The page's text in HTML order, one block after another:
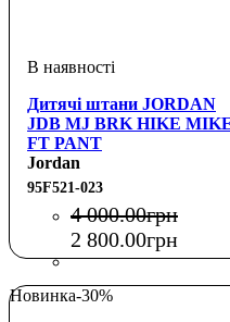
Дитячі штани JORDAN
JDB MJ BRK HIKE
FT PANT
Jordan
95F521-023
4 000.00грн
2 800.00грн
Новинка-30%